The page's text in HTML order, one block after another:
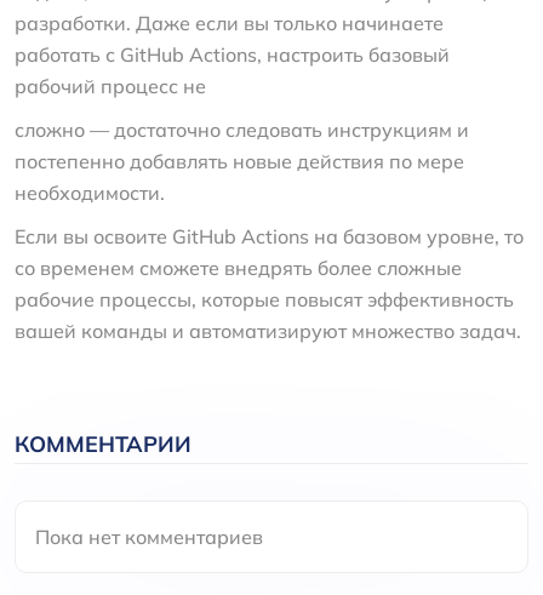
разработки. Даже если вы только начинаете
работать с GitHub Actions, настроить базовый
рабочий процесс не
сложно — достаточно следовать инструкциям и
постепенно добавлять новые действия по мере
необходимости.
Если вы освоите GitHub Actions на базовом уровне, то
со временем сможете внедрять более сложные
рабочие процессы, которые повысят эффективность
вашей команды и автоматизируют множество задач.
КОММЕНТАРИИ
Пока нет комментариев